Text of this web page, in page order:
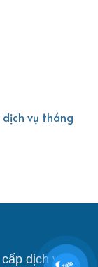
vụ tháng
dịch vụ